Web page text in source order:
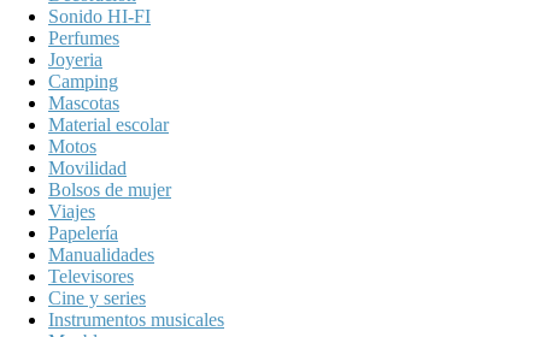
Sonido HI-FI
Perfumes
Joyeria
Camping
Mascotas
Material escolar
Motos
Movilidad
Bolsos de mujer
Viajes
Papelería
Manualidades
Televisores
Cine y series
Instrumentos musicales